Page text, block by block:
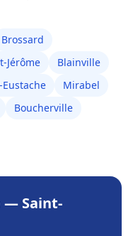
Brossard
Jérôme
Blainville
Mirabel
Boucherville
— Saint-